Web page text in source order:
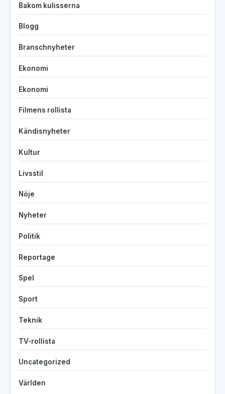
Bakom kulisserna
Blogg
Branschnyheter
Ekonomi
Ekonomi
Filmens rollista
Kändisnyheter
Kultur
Livsstil
Nöje
Nyheter
Politik
Reportage
Spel
Sport
Teknik
TV-rollista
Uncategorized
Världen